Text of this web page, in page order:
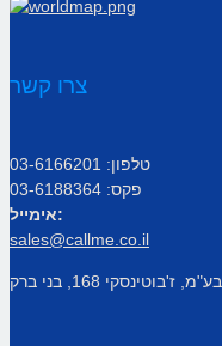
צרו קשר
טלפון: 03-6166201
פקס: 03-6188364
אימייל:
sales@callme.co.il